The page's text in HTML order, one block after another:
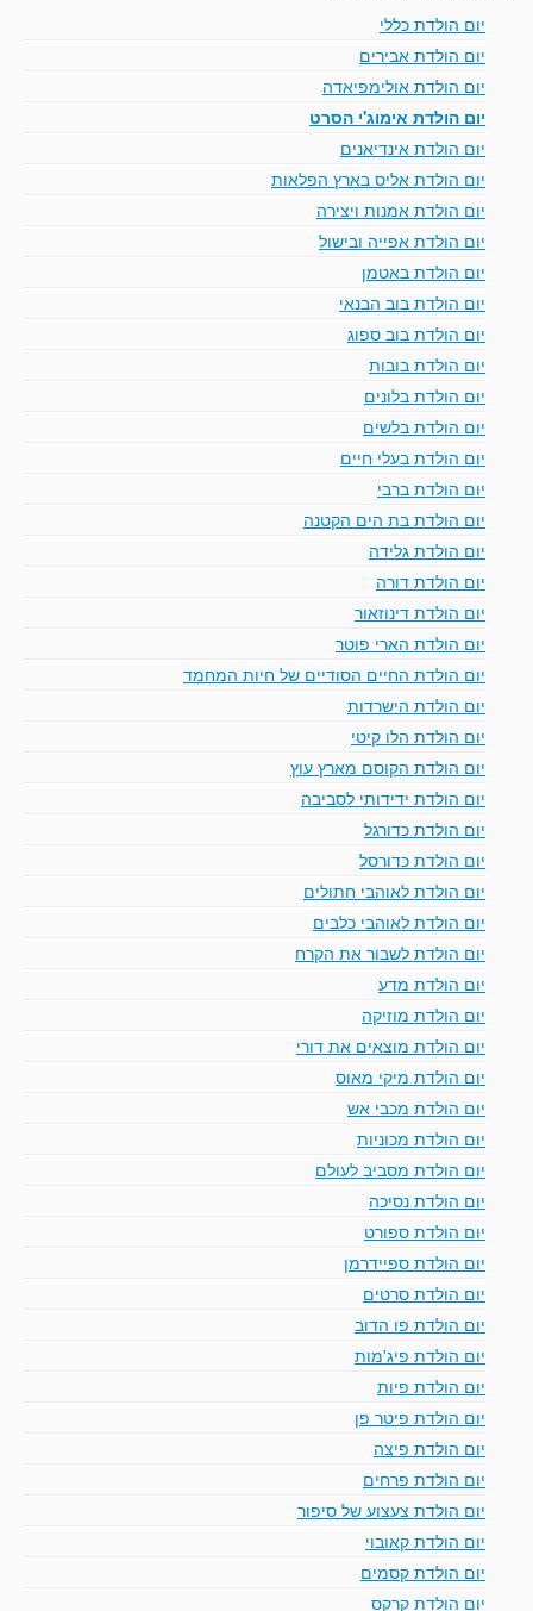
יום הולדת כללי
יום הולדת אבירים
יום הולדת אולימפיאדה
יום הולדת אימוג'י הסרט
יום הולדת אינדיאנים
יום הולדת אליס בארץ הפלאות
יום הולדת אמנות ויצירה
יום הולדת אפייה ובישול
יום הולדת באטמן
יום הולדת בוב הבנאי
יום הולדת בוב ספוג
יום הולדת בובות
יום הולדת בלונים
יום הולדת בלשים
יום הולדת בעלי חיים
יום הולדת ברבי
יום הולדת בת הים הקטנה
יום הולדת גלידה
יום הולדת דורה
יום הולדת דינוזאור
יום הולדת הארי פוטר
יום הולדת החיים הסודיים של חיות המחמד
יום הולדת הישרדות
יום הולדת הלו קיטי
יום הולדת הקוסם מארץ עוץ
יום הולדת ידידותי לסביבה
יום הולדת כדורגל
יום הולדת כדורסל
יום הולדת לאוהבי חתולים
יום הולדת לאוהבי כלבים
יום הולדת לשבור את הקרח
יום הולדת מדע
יום הולדת מוזיקה
יום הולדת מוצאים את דורי
יום הולדת מיקי מאוס
יום הולדת מכבי אש
יום הולדת מכוניות
יום הולדת מסביב לעולם
יום הולדת נסיכה
יום הולדת ספורט
יום הולדת ספיידרמן
יום הולדת סרטים
יום הולדת פו הדוב
יום הולדת פיג'מות
יום הולדת פיות
יום הולדת פיטר פן
יום הולדת פיצה
יום הולדת פרחים
יום הולדת צעצוע של סיפור
יום הולדת קאובוי
יום הולדת קסמים
יום הולדת קרקס